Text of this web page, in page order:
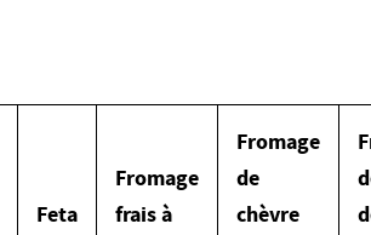
Feta
Fromage
frais à
Fromage
de
chèvre